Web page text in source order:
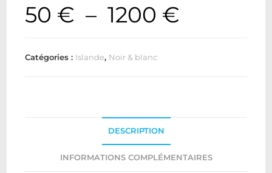
50 € – 1200 €
Catégories : Islande, Noir & blanc
DESCRIPTION
INFORMATIONS COMPLÉMENTAIRES